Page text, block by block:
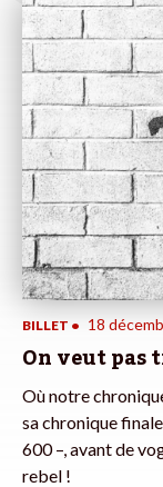
BILLET • 18
On veut
Où notre
sa chronique
600 –, avant de
rebel !